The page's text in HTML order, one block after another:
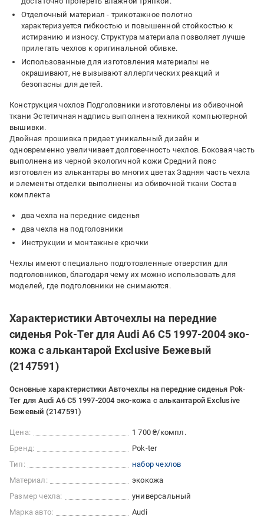
Отделочный материал - трикотажное полотно
характеризуется гибкостью и повышенной стойкостью к
истиранию и износу. Структура материала позволяет лучше
прилегать чехлов к оригинальной обивке.
Использованные для изготовления материалы не
окрашивают, не вызывают аллергических реакций и
безопасны для детей.
Конструкция чохлов Подголовники изготовлены из обивочной
ткани Эстетичная надпись выполнена техникой компьютерной
вышивки.
Двойная прошивка придает уникальный дизайн и
одновременно увеличивает долговечность чехлов. Боковая часть
выполнена из черной экологичной кожи Средний пояс
изготовлен из алькантары во многих цветах Задняя часть чехла
и элементы отделки выполнены из обивочной ткани Состав
комплекта
два чехла на передние сиденья
два чехла на подголовники
Инструкции и монтажные крючки
Чехлы имеют специально подготовленные отверстия для
подголовников, благодаря чему их можно использовать для
моделей, где подголовники не снимаются.
Характеристики Авточехлы на передние
сиденья Pok-Ter для Audi A6 C5 1997-2004 эко-
кожа с алькантарой Exclusive Бежевый
(2147591)
Основные характеристики Авточехлы на передние сиденья Pok-
Ter для Audi A6 C5 1997-2004 эко-кожа с алькантарой Exclusive
Бежевый (2147591)
Цена:
1 700 ₴/компл.
Бренд:
Pok-ter
Тип:
набор чехлов
Материал:
экокожа
Размер чехла:
универсальный
Марка авто:
Audi